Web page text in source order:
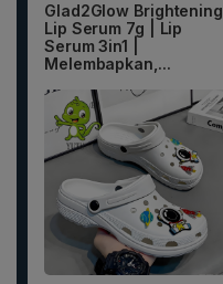
Glad2Glow Brightening
Lip Serum 7g | Lip
Serum 3in1 |
Melembapkan,...